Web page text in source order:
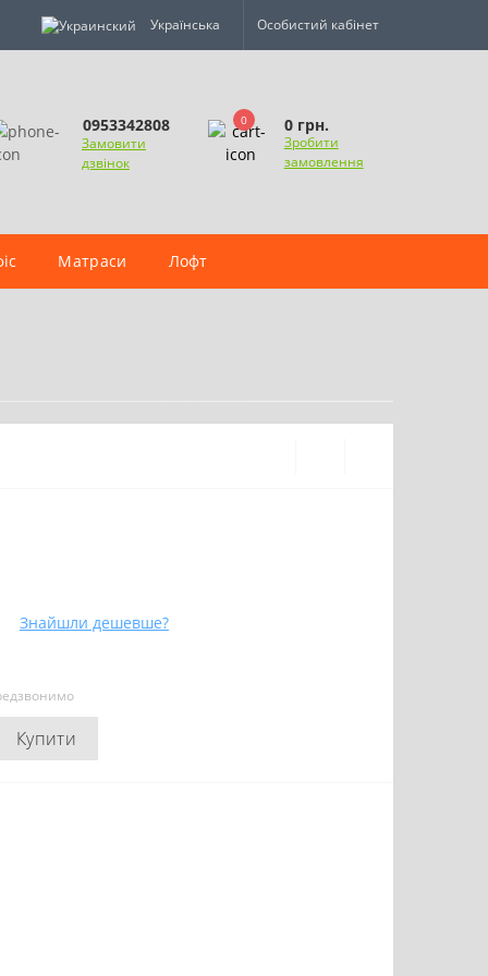
Українська Особистий кабінет
0953342808
Замовити
дзвінок
0 0 грн.
Зробити
замовлення
Матраси Лофт
Знайшли дешевше?
Купити